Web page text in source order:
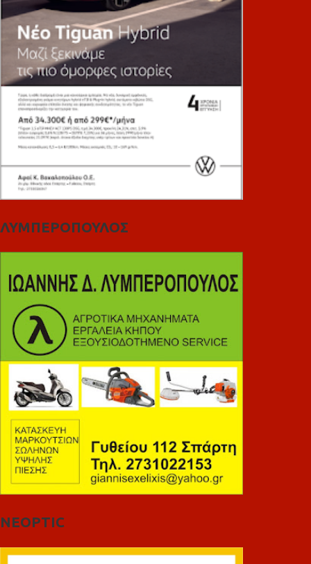
ΛΥΜΠΕΡΟΠΟΥΛΟΣ
NEOPTIC